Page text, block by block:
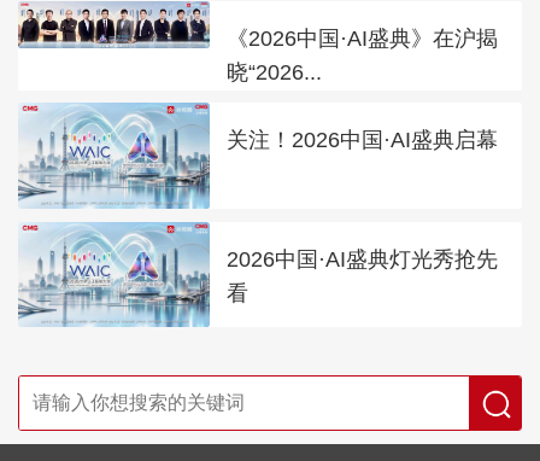
《2026中国·AI盛典》在沪揭
晓“2026...
关注！2026中国·AI盛典启幕
2026中国·AI盛典灯光秀抢先
看